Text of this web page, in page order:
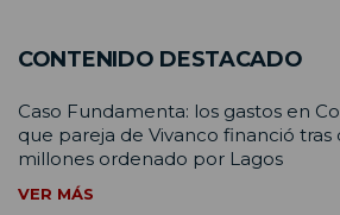
CONTENIDO DESTACADO
Caso Fundamenta: los gastos en
que pareja de Vivanco financió tras
millones ordenado por Lagos
VER MÁS